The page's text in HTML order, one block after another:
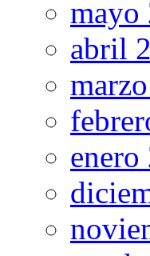
mayo
abril
enero